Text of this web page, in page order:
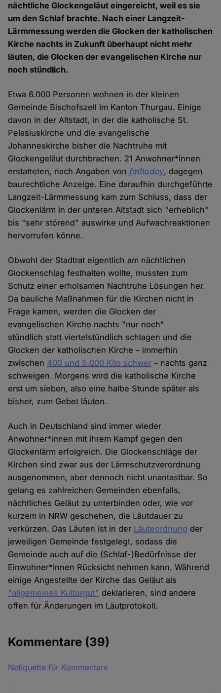
nächtliche Glockengeläut eingereicht, weil es sie
um den Schlaf brachte. Nach einer Langzeit-
Lärmmessung werden die Glocken der katholischen
Kirche nachts in Zukunft überhaupt nicht mehr
läuten, die Glocken der evangelischen Kirche nur
noch stündlich.
Etwa 6.000 Personen wohnen in der kleinen
Gemeinde Bischofszell im Kanton Thurgau. Einige
davon in der Altstadt, in der die katholische St.
Pelasiuskirche und die evangelische
Johanneskirche bisher die Nachtruhe mit
Glockengeläut durchbrachen. 21 Anwohner*innen
erstatteten, nach Angaben von fm1today, dagegen
baurechtliche Anzeige. Eine daraufhin durchgeführte
Langzeit-Lärmmessung kam zum Schluss, dass der
Glockenlärm in der unteren Altstadt sich "erheblich"
bis "sehr störend" auswirke und Aufwachreaktionen
hervorrufen könne.
Obwohl der Stadtrat eigentlich am nächtlichen
Glockenschlag festhalten wollte, mussten zum
Schutz einer erholsamen Nachtruhe Lösungen her.
Da bauliche Maßnahmen für die Kirchen nicht in
Frage kamen, werden die Glocken der
evangelischen Kirche nachts "nur noch"
stündlich statt viertelstündlich schlagen und die
Glocken der katholischen Kirche – immerhin
zwischen 400 und 5.000 Kilo schwer – nachts ganz
schweigen. Morgens wird die katholische Kirche
erst um sieben, also eine halbe Stunde später als
bisher, zum Gebet läuten.
Auch in Deutschland sind immer wieder
Anwohner*innen mit ihrem Kampf gegen den
Glockenlärm erfolgreich. Die Glockenschläge der
Kirchen sind zwar aus der Lärmschutzverordnung
ausgenommen, aber dennoch nicht unantastbar. So
gelang es zahlreichen Gemeinden ebenfalls,
nächtliches Geläut zu unterbinden oder, wie vor
kurzem in NRW geschehen, die Läutdauer zu
verkürzen. Das Läuten ist in der Läuteordnung der
jeweiligen Gemeinde festgelegt, sodass die
Gemeinde auch auf die (Schlaf-)Bedürfnisse der
Einwohner*innen Rücksicht nehmen kann. Während
einige Angestellte der Kirche das Geläut als
"allgemeines Kulturgut" deklarieren, sind andere
offen für Änderungen im Läutprotokoll.
Kommentare (39)
Netiquette für Kommentare